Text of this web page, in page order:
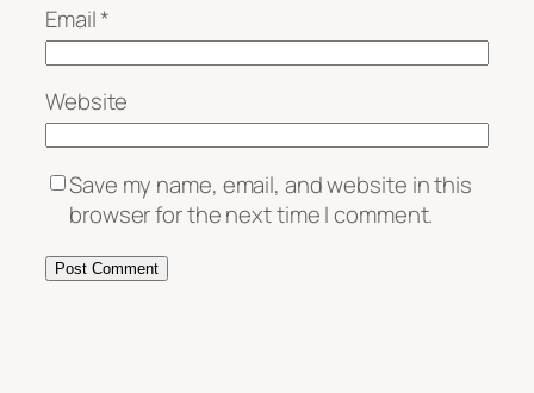
Email*
Website
Save my name, email, and website in this
browser for the next time I comment.